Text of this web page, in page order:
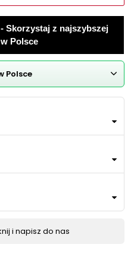
Skorzystaj z najszybszej
Polsce
Polsce
i napisz do nas